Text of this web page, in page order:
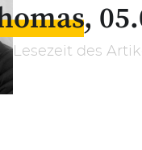
Lesezeit des